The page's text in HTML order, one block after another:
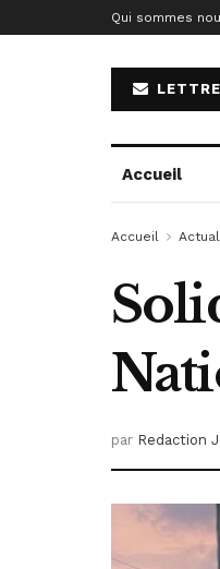
Qui sommes
Accueil
Accueil
par Redaction